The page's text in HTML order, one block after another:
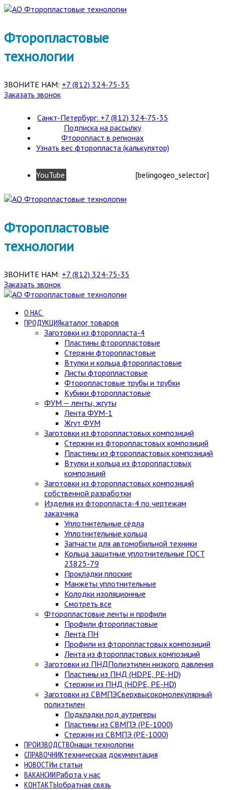
Фторопластовые
технологии
ЗВОНИТЕ НАМ: +7 (812) 324-75-35
Заказать звонок
Санкт-Петербург: +7 (812) 324-75-35
Подписка на рассылку
Фторопласт в регионах
Узнать вес фторопласта (калькулятор)
YouTube [belingogeo_selector]
Фторопластовые
технологии
ЗВОНИТЕ НАМ: +7 (812) 324-75-35
Заказать звонок
О НАС
ПРОДУКЦИЯкаталог товаров
Заготовки из фторопласта-4
Пластины фторопластовые
Стержни фторопластовые
Втулки и кольца фторопластовые
Листы фторопластовые
Фторопластовые трубы и трубки
Кубики фторопластовые
ФУМ — ленты, жгуты
Лента ФУМ-1
Жгут ФУМ
Заготовки из фторопластовых композиций
Стержни из фторопластовых композиций
Пластины из фторопластовых композиций
Втулки и кольца из фторопластовых
композиций
Заготовки из фторопластовых композиций
собственной разработки
Изделия из фторопласта-4 по чертежам
заказчика
Уплотнительные сёдла
Уплотнительные кольца
Запчасти для автомобильной техники
Кольца защитные уплотнительные ГОСТ
23825-79
Прокладки плоские
Манжеты уплотнительные
Колодки изоляционные
Смотреть все
Фторопластовые ленты и профили
Профили фторопластовые
Лента ПН
Профили из фторопластовых композиций
Лента из фторопластовых композиций
Заготовки из ПНДПолиэтилен низкого давления
Пластины из ПНД (HDPE, PE-HD)
Стержни из ПНД (HDPE, PE-HD)
Заготовки из СВМПЭСверхвысокомолекулярный
полиэтилен
Подкладки под аутригеры
Пластины из СВМПЭ (PE-1000)
Стержни из СВМПЭ (PE-1000)
ПРОИЗВОДСТВОнаши технологии
СПРАВОЧНИКтехническая документация
НОВОСТИи статьи
ВАКАНСИИРабота у нас
КОНТАКТЫобратная связь